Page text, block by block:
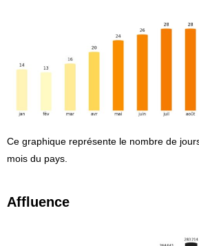
Ce graphique représente le nombre de
mois du pays.
Affluence